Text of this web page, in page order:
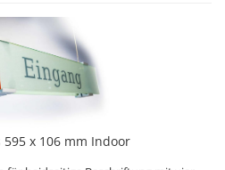
595 x 106 mm In­door